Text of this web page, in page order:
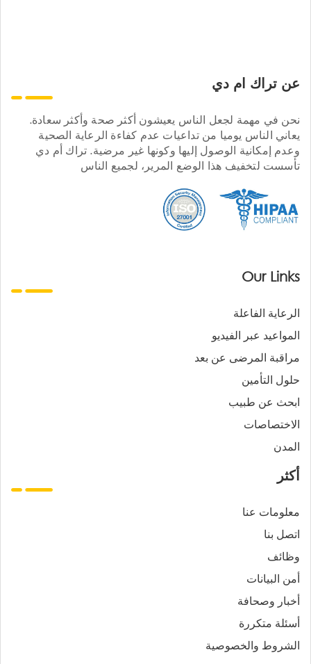
عن تراك ام دي
نحن في مهمة لجعل الناس يعيشون أكثر صحة وأكثر سعادة.
يعاني الناس يوميا من تداعيات عدم كفاءة الرعاية الصحية
وعدم إمكانية الوصول إليها وكونها غير مرضية. تراك أم دي
تأسست لتخفيف هذا الوضع المرير، لجميع الناس
Our Links
الرعاية الفاعلة
المواعيد عبر الفيديو
مراقبة المرضى عن بعد
حلول التأمين
ابحث عن طبيب
الاختصاصات
المدن
أكثر
معلومات عنا
اتصل بنا
وظائف
أمن البيانات
أخبار وصحافة
أسئلة متكررة
الشروط والخصوصية